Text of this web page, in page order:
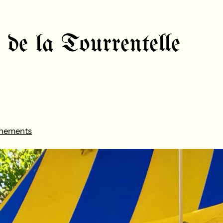
de la Tourrentelle